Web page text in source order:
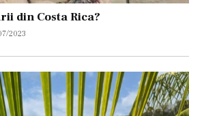
din Costa Rica?
2023